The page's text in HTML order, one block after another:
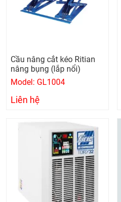
Cầu nâng cắt kéo Ritian
nâng bụng (lắp nổi)
Model: GL1004
Liên hệ